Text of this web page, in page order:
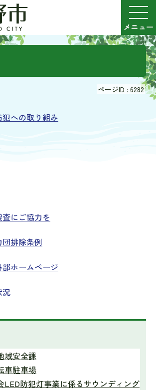
ページID : 6282
への取り組み
にご協力を
排除条例
ホームページ
況
域安全課
車駐車場
LED防犯灯事業に係るサウンディング